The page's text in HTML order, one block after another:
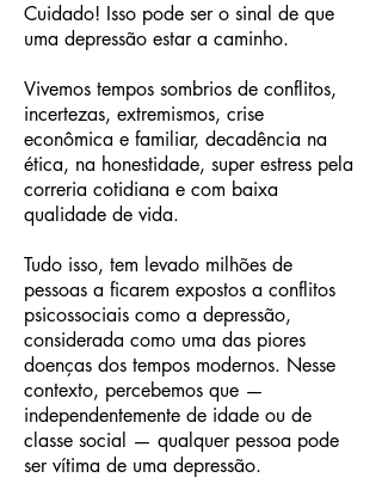
Cuidado! Isso pode ser o sinal de que
uma depressão estar a caminho.
Vivemos tempos sombrios de conflitos,
incertezas, extremismos, crise
econômica e familiar, decadência na
ética, na honestidade, super estress pela
correria cotidiana e com baixa
qualidade de vida.
Tudo isso, tem levado milhões de
pessoas a ficarem expostos a conflitos
psicossociais como a depressão,
considerada como uma das piores
doenças dos tempos modernos. Nesse
contexto, percebemos que —
independentemente de idade ou de
classe social — qualquer pessoa pode
ser vítima de uma depressão.